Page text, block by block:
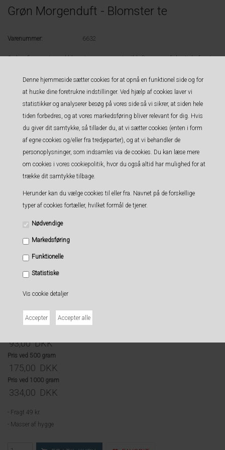
Denne hjemmeside sætter cookies for at opnå en funktionel side og for
at huske dine foretrukne indstillinger. Ved hjælp af cookies laver vi
statistikker og analyserer besøg på vores side så vi sikrer, at siden hele
tiden forbedres, og at vores markedsføring bliver relevant for dig. Hvis
du giver dit samtykke, så tillader du, at vi sætter cookies (enten i form
af egne cookies og/eller fra tredjeparter), og at vi behandler de
personoplysninger, som indsamles via de cookies. Du kan læse mere
om cookies i vores cookiepolitik , hvor du også altid har mulighed for at
trække dit samtykke tilbage.
Herunder kan du vælge cookies til eller fra. Navnet på de forskellige
typer af cookies fortæller, hvilket formål de tjener.
Nødvendige
Markedsføring
Funktionelle
Statistiske
Vis cookie detaljer
Grøn Morgenduft - Blomster te
Varenummer: 6632
Sød og fin grøn te med blomster og en meget mild eftersmag af eksotiske frugter
Ingredienser: Grøn Sencha te, solsikkeblomster, kornblomster, mørkerøde
rosenblade og aroma.
Trækketid: 4 minutter
Temperatur: 80 grader
Emballage: Teen bliver leveret i tepose af kraftpapir med grease-proff inderside
(holde på te-olier) og lukket med metal clips.
Opbevaring: Hvis teen drikkes inden en måned kan teen opbevares fint i posen
den leveres i - Te absorberer fugt og andre lugte, så for at holde din te frisk og
undgå at ødelægge smagen, bør du opbevare din te i en dåse.
Køges Te butik " Vitrinens Købmandshandel " har til huse i den gamle
centrum. Historien om Te butikken er en historie om flere gamle Tehuse, som er
blevet lagt sammen til det som i dag er Vitrinens Købmandshandel - Vores
Vælg Gram
39,00DKK
93,00DKK
Pris ved 500 gram
175,00 DKK
Pris ved 1000 gram
334,00 DKK
- Fragt 49 kr.
- Masser af hygge